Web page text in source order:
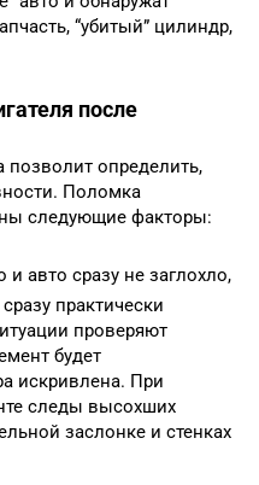
“убитый” цилиндр,
после
позволит определить,
Поломка
следующие факторы:
авто сразу не заглохло,
практически
проверяют
будет
искривлена. При
следы высохших
заслонке и стенках